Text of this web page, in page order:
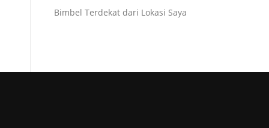
Bimbel Terdekat dari Lokasi Saya